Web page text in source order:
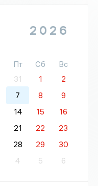
2026
Пт Сб
Вс
31 1
2
7 8
9
14 15
16
21 22
23
28 29
30
4 5 6